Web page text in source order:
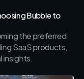
Bubble to
the preferred
SaaS products,